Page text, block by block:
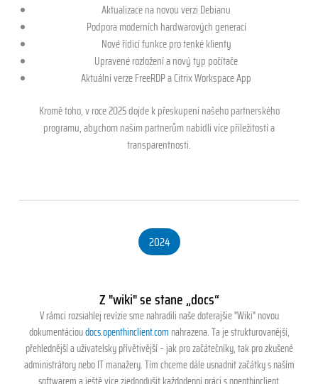
Aktualizace na novou verzi Debianu
Podpora moderních hardwarových generací
Nové řídicí funkce pro tenké klienty
Upravené rozložení a nový typ počítače
Aktuální verze FreeRDP a Citrix Workspace App
Kromě toho, v roce 2025 dojde k přeskupení našeho partnerského
programu, abychom našim partnerům nabídli více příležitostí a
transparentnosti.
2024
Z "wiki" se stane „docs“
V rámci rozsiahlej revízie sme nahradili naše doterajšie "Wiki" novou
dokumentácioudocs.openthinclient.com nahrazena. Ta je strukturovanější,
přehlednější a uživatelsky přívětivější – jak pro začátečníky, tak pro zkušené
administrátory nebo IT manažery. Tím chceme dále usnadnit začátky s naším